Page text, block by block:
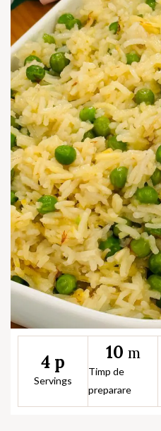
4 p
Servings
10 m
Timp de
preparare